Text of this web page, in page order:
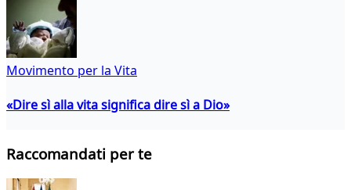
Movimento per la Vita
«Dire sì alla vita significa dire sì a Dio»
Raccomandati per te